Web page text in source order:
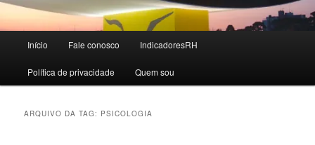
principal
Início Fale conosco IndicadoresRH
Polí­tica de privacidade Quem sou
ARQUIVO DA TAG: PSICOLOGIA